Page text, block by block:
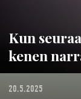
Kun
kenen
20.5.2025